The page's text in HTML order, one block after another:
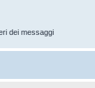
dei messaggi